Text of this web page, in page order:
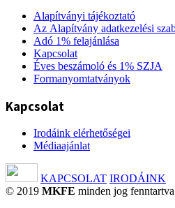
Alapítványi tájékoztató
Az Alapítvány adatkezelési
Adó 1% felajánlása
Kapcsolat
Éves beszámoló és 1% SZJA
Formanyomtatványok
Kapcsolat
Irodáink elérhetőségei
Médiaajánlat
KAPCSOLAT IRODÁINK
© 2019 MKFE minden jog fenntartva